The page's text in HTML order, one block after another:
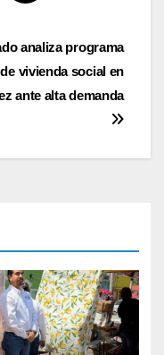
analiza programa
de vivienda social en
ante alta demanda